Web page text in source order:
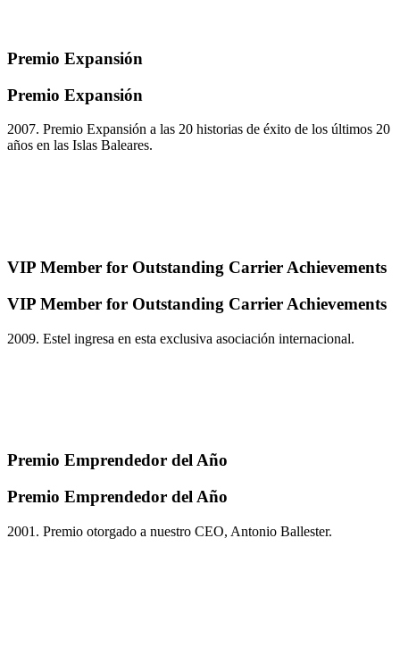
Premio Expansión
Premio Expansión
2007. Premio Expansión a las 20 historias de éxito de los últimos 20
años en las Islas Baleares.
VIP Member for Outstanding Carrier Achievements
VIP Member for Outstanding Carrier Achievements
2009. Estel ingresa en esta exclusiva asociación internacional.
Premio Emprendedor del Año
Premio Emprendedor del Año
2001. Premio otorgado a nuestro CEO, Antonio Ballester.